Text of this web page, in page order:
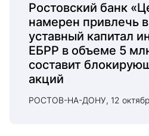
Ростовский банк
намерен привлечь
уставный капитал
ЕБРР в объеме 5
составит
акций
РОСТОВ-НА-ДОНУ, 12